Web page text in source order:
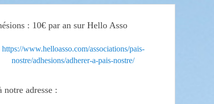
: 10€ par an sur Hello Asso
https://www.helloasso.com/associations/pais-
nostre/adhesions/adherer-a-pais-nostre/
notre adresse :